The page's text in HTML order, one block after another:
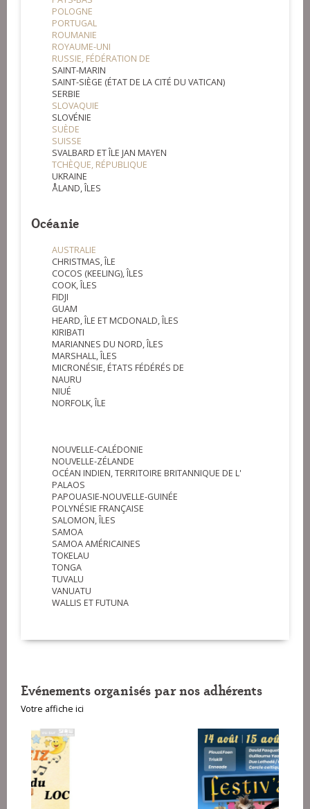
POLOGNE
PORTUGAL
ROUMANIE
ROYAUME-UNI
RUSSIE, FÉDÉRATION DE
SAINT-MARIN
SAINT-SIÈGE (ÉTAT DE LA CITÉ DU VATICAN)
SERBIE
SLOVAQUIE
SLOVÉNIE
SUÈDE
SUISSE
SVALBARD ET ÎLE JAN MAYEN
TCHÈQUE, RÉPUBLIQUE
UKRAINE
ÅLAND, ÎLES
Océanie
AUSTRALIE
CHRISTMAS, ÎLE
COCOS (KEELING), ÎLES
COOK, ÎLES
FIDJI
GUAM
HEARD, ÎLE ET MCDONALD, ÎLES
KIRIBATI
MARIANNES DU NORD, ÎLES
MARSHALL, ÎLES
MICRONÉSIE, ÉTATS FÉDÉRÉS DE
NAURU
NIUÉ
NORFOLK, ÎLE
NOUVELLE-CALÉDONIE
NOUVELLE-ZÉLANDE
OCÉAN INDIEN, TERRITOIRE BRITANNIQUE DE L'
PALAOS
PAPOUASIE-NOUVELLE-GUINÉE
POLYNÉSIE FRANÇAISE
SALOMON, ÎLES
SAMOA
SAMOA AMÉRICAINES
TOKELAU
TONGA
TUVALU
VANUATU
WALLIS ET FUTUNA
Evénements organisés par nos adhérents
Votre affiche ici